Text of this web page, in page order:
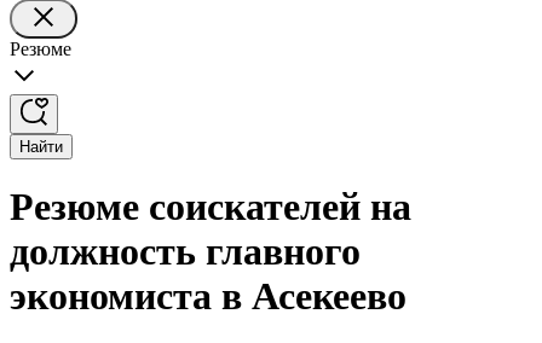
Резюме
Найти
Резюме соискателей на
должность главного
экономиста в Асекеево